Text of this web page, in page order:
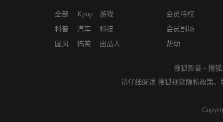
全部
科普
国风
Kpop
汽车
搞笑
游戏
科技
出品人
会员特权
会员剧场
帮助
搜狐影音 - 搜
请仔细阅读 搜狐视频隐私政策、